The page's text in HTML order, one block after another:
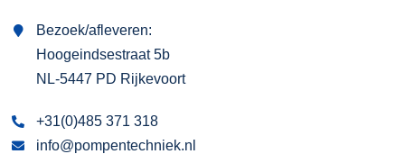
Bezoek/afleveren:
Hoogeindsestraat 5b
NL-5447 PD Rijkevoort
+31(0)485 371 318
info@pompentechniek.nl